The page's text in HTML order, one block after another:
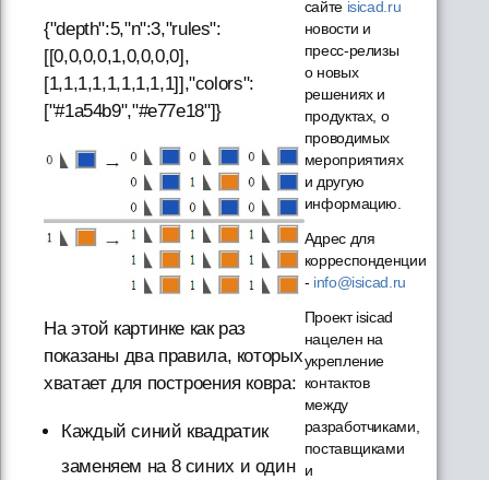
{"depth":5,"n":3,"rules":
[[0,0,0,0,1,0,0,0,0],
[1,1,1,1,1,1,1,1,1]],"colors":
["#1a54b9","#e77e18"]}
На этой картинке как раз
показаны два правила, которых
хватает для построения ковра:
Каждый синий квадратик
заменяем на 8 синих и один
сайте isicad.ru
новости и
пресс-релизы
о новых
решениях и
продуктах, о
проводимых
мероприятиях
и другую
информацию.
Адрес для
корреспонденции
- info@isicad.ru
Проект isicad
нацелен на
укрепление
контактов
между
разработчиками,
поставщиками
и